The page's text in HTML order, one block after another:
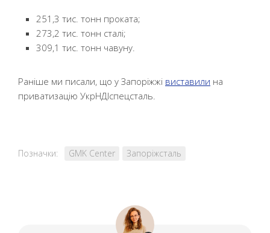
251,3 тис. тонн проката;
273,2 тис. тонн сталі;
309,1 тис. тонн чавуну.
Раніше ми писали, що у Запоріжжі виставили на
приватизацію УкрНДІспецсталь.
Позначки: GMK Center Запоріжсталь